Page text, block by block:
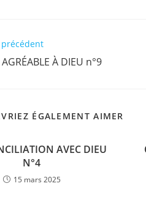
À DIEU n°9
ÉGALEMENT AIMER
AVEC DIEU
N°4
15 mars 2025